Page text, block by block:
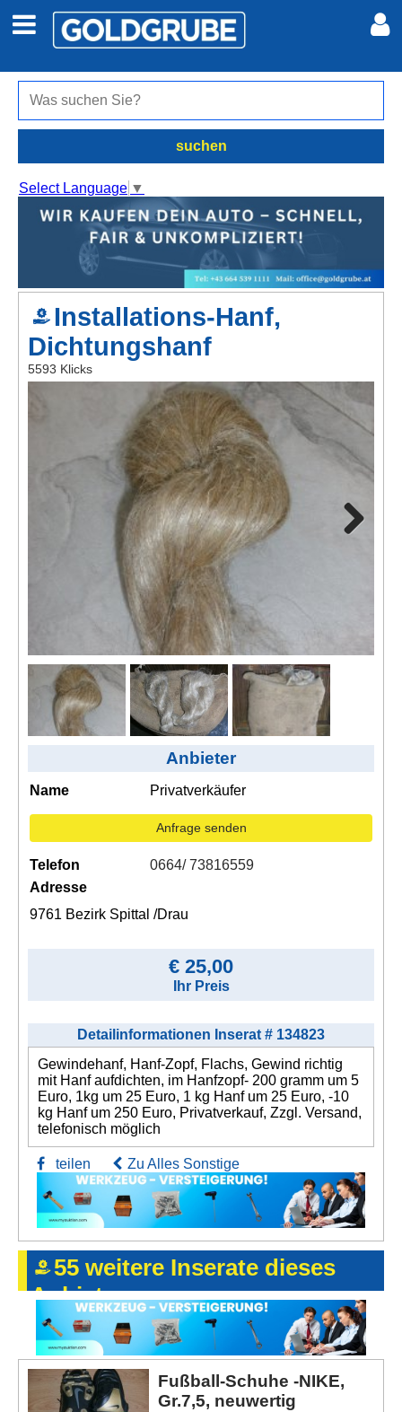
Auto + Motor
Jobs
Marktplatz
Erotik
Auktionen
jetzt inserieren
AGB, Nutzungsbedingungen
Impressum
Meine Inserate
Anmelden
suchen
Select Language ▼
Installations-Hanf,
Dichtungshanf
5593 Klicks
Anbieter
Name Privatverkäufer
Anfrage senden
Telefon
0664/ 73816559
Adresse
9761 Bezirk Spittal /Drau
€ 25,00
Ihr Preis
Detailinformationen Inserat # 134823
Gewindehanf, Hanf-Zopf, Flachs, Gewind richtig
mit Hanf aufdichten, im Hanfzopf- 200 gramm um 5
Euro, 1kg um 25 Euro, 1 kg Hanf um 25 Euro, -10
kg Hanf um 250 Euro, Privatverkauf, Zzgl. Versand,
telefonisch möglich
teilen Zu Alles Sonstige
55 weitere Inserate dieses
Anbieters
Fußball-Schuhe -NIKE,
Gr.7,5, neuwertig